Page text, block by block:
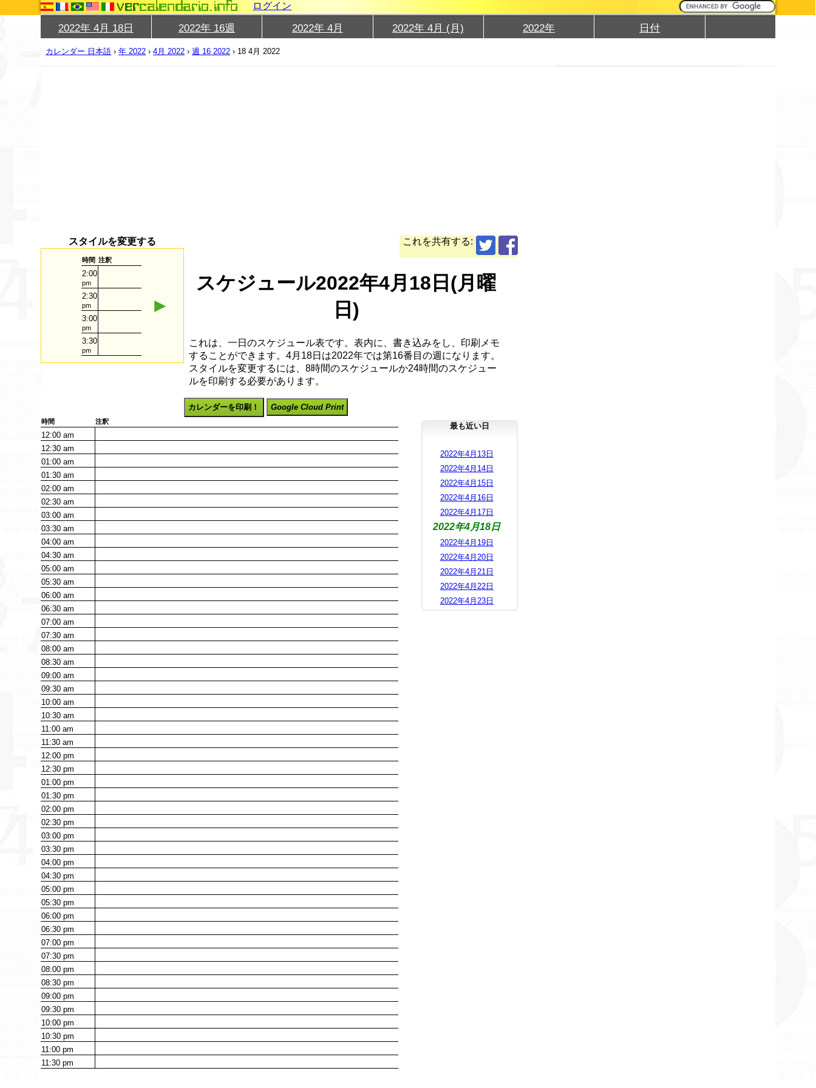
ログイン
2022年 4月 18日 2022年 16週 2022年 4月 2022年 4月 (月) 2022年 日付
カレンダー 日本語 ›年 2022 ›4月 2022 ›週 16 2022 › 18 4月 2022
これを共有する:
スタイルを変更する
時間 注釈
2:00
pm
2:30
pm
3:00
pm
3:30
pm
►
スケジュール2022年4月18日(月曜
日)
これは、一日のスケジュール表です。表内に、書き込みをし、印刷メモ
することができます。4月18日は2022年では第16番目の週になります。
スタイルを変更するには、8時間のスケジュールか24時間のスケジュー
ルを印刷する必要があります。
カレンダーを印刷！ Google Cloud Print
時間 注釈
12:00am
12:30am
01:00am
01:30am
02:00am
02:30am
03:00am
03:30am
04:00am
04:30am
05:00am
05:30am
06:00am
06:30am
07:00am
07:30am
08:00am
08:30am
09:00am
09:30am
10:00am
10:30am
11:00am
11:30am
12:00pm
12:30pm
01:00pm
01:30pm
02:00pm
02:30pm
03:00pm
03:30pm
04:00pm
04:30pm
05:00pm
05:30pm
06:00pm
06:30pm
07:00pm
07:30pm
08:00pm
08:30pm
09:00pm
09:30pm
10:00pm
10:30pm
11:00pm
11:30pm
最も近い日
2022年4月13日
2022年4月14日
2022年4月15日
2022年4月16日
2022年4月17日
2022年4月18日
2022年4月19日
2022年4月20日
2022年4月21日
2022年4月22日
2022年4月23日